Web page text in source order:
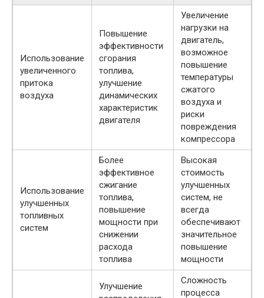
Использование
увеличенного
притока
воздуха
Повышение
эффективности
сгорания
топлива,
улучшение
динамических
характеристик
двигателя
Увеличение
нагрузки на
двигатель,
возможное
повышение
температуры
сжатого
воздуха и
риски
повреждения
компрессора
Использование
улучшенных
топливных
систем
Более
эффективное
сжигание
топлива,
повышение
мощности при
снижении
расхода
топлива
Высокая
стоимость
улучшенных
систем, не
всегда
обеспечивают
значительное
повышение
мощности
Улучшение
Сложность
процесса